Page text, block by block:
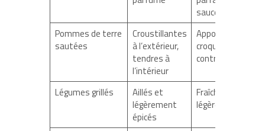
sauce
Pommes de terre
sautées
Croustillantes
à l’extérieur,
tendres à
l’intérieur
Apporte du
croquant et
contraste
Légumes grillés
Aillés et
légèrement
épicés
Fraîcheur et
légèreté